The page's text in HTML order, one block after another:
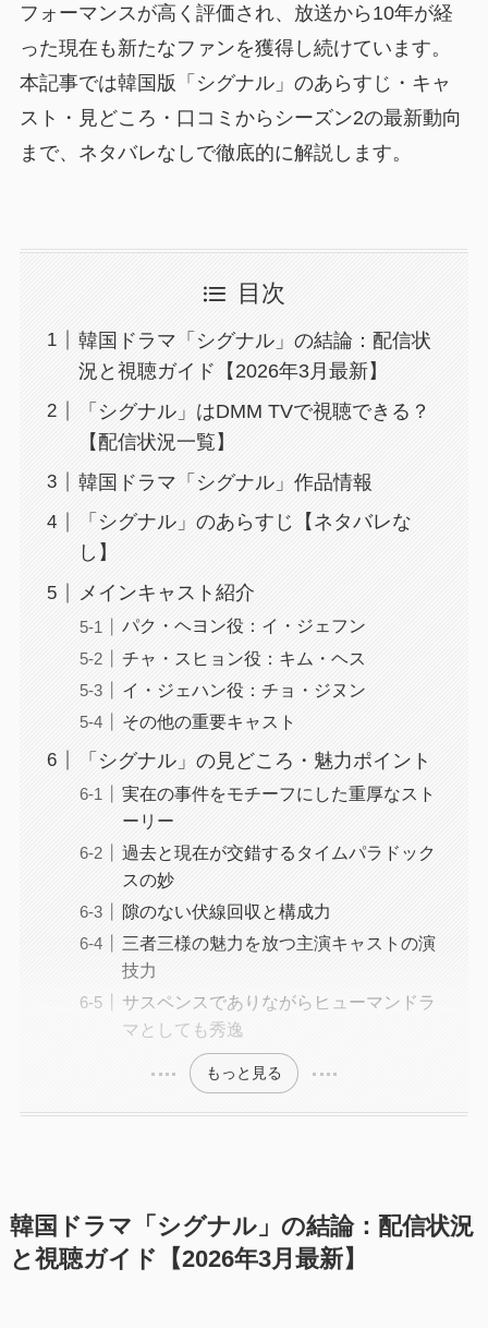
フォーマンスが高く評価され、放送から10年が経
った現在も新たなファンを獲得し続けています。
本記事では韓国版「シグナル」のあらすじ・キャ
スト・見どころ・口コミからシーズン2の最新動向
まで、ネタバレなしで徹底的に解説します。
目次
韓国ドラマ「シグナル」の結論：配信状
況と視聴ガイド【2026年3月最新】
「シグナル」はDMM TVで視聴できる？
【配信状況一覧】
韓国ドラマ「シグナル」作品情報
「シグナル」のあらすじ【ネタバレな
し】
メインキャスト紹介
パク・ヘヨン役：イ・ジェフン
チャ・スヒョン役：キム・ヘス
イ・ジェハン役：チョ・ジヌン
その他の重要キャスト
「シグナル」の見どころ・魅力ポイント
実在の事件をモチーフにした重厚なスト
ーリー
過去と現在が交錯するタイムパラドック
スの妙
隙のない伏線回収と構成力
三者三様の魅力を放つ主演キャストの演
技力
サスペンスでありながらヒューマンドラ
マとしても秀逸
もっと見る
韓国ドラマ「シグナル」の結論：配信状況
と視聴ガイド【2026年3月最新】